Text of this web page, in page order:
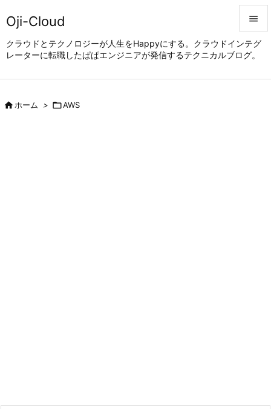
Oji-Cloud
クラウドとテクノロジーが人生をHappyにする。クラウドインテグ
レーターに転職したぱぱエンジニアが発信するテクニカルブログ。


メニュ
ホーム > AWS